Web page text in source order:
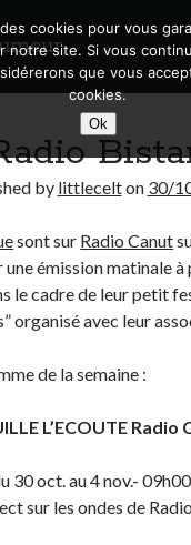
Métropole et Caluire, mon
Enchantés à Vélo : Aventures
place pour le vélo à Caluire
sur un vélo
by littlecelton 30/
sont sur Radio Canut
une émission matinale
le cadre de leur petit
organisé avec leur
de la semaine :
L’ECOUTE Radio
30 oct. au 4 nov.- 09h00
sur les ondes de
cookies pour vous
notre site. Si vous
que vous
cookies.
Ok